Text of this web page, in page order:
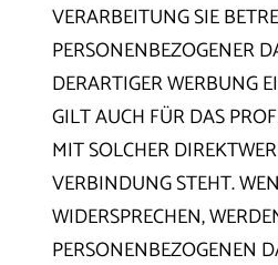
VERARBEITUNG SIE
PERSONENBEZOGENER
DERARTIGER WERBUNG
GILT AUCH FÜR DAS
MIT SOLCHER
VERBINDUNG STEHT.
WIDERSPRECHEN,
PERSONENBEZOGENEN